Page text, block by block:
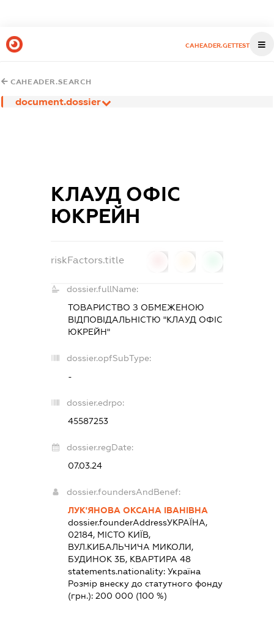
CAHEADER.GETTEST
CAHEADER.SEARCH
document.dossier
КЛАУД ОФІС
ЮКРЕЙН
riskFactors.title
dossier.fullName:
ТОВАРИСТВО З ОБМЕЖЕНОЮ
ВІДПОВІДАЛЬНІСТЮ "КЛАУД ОФІС
ЮКРЕЙН"
dossier.opfSubType:
-
dossier.edrpo:
45587253
dossier.regDate:
07.03.24
dossier.foundersAndBenef:
ЛУК'ЯНОВА ОКСАНА ІВАНІВНА
dossier.founderAddressУКРАЇНА,
02184, МІСТО КИЇВ,
ВУЛ.КИБАЛЬЧИЧА МИКОЛИ,
БУДИНОК 3Б, КВАРТИРА 48
statements.nationality: Україна
Розмір внеску до статутного фонду
(грн.): 200 000 (100 %)